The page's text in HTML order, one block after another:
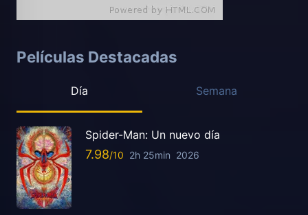
Películas Destacadas
Día Semana
Spider-Man: Un nuevo día
7.98 2h 25min 2026